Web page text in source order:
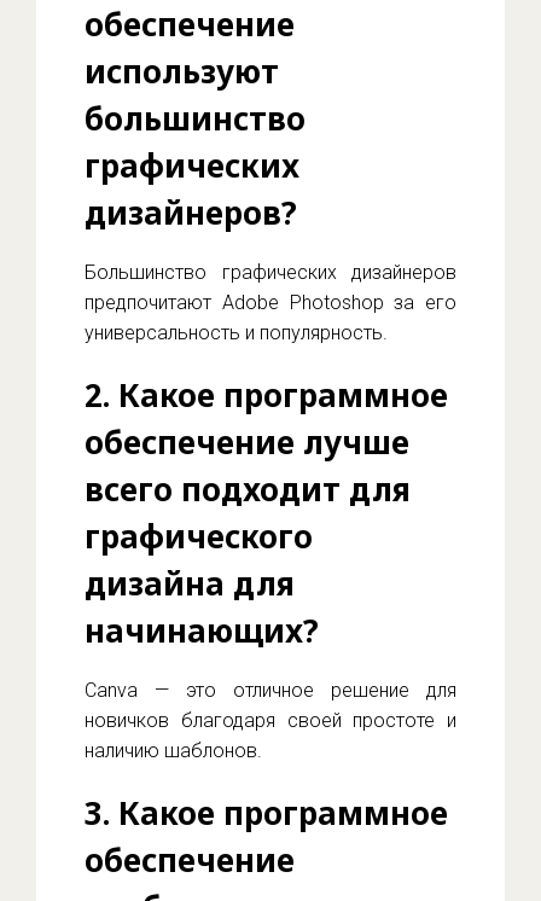
обеспечение
используют
большинство
графических
дизайнеров?
Большинство графических дизайнеров
предпочитают Adobe Photoshop за его
универсальность и популярность.
2. Какое программное
обеспечение лучше
всего подходит для
графического
дизайна для
начинающих?
Canva — это отличное решение для
новичков благодаря своей простоте и
наличию шаблонов.
3. Какое программное
обеспечение